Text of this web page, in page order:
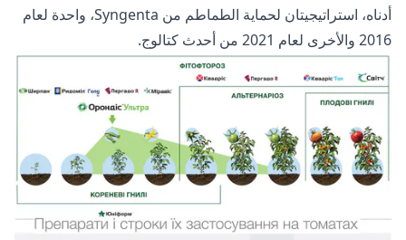
أدناه، استراتيجيتان لحماية الطماطم من Syngenta، واحدة لعام
2016 والأخرى لعام 2021 من أحدث كتالوج.